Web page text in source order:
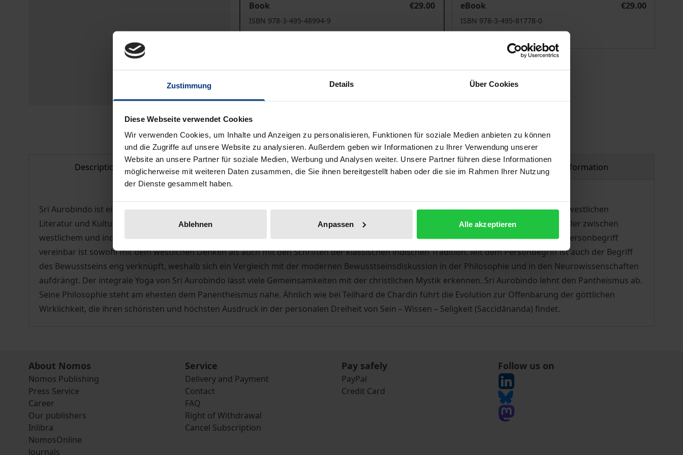
Zustimmung Details Über Cookies
Diese Webseite verwendet Cookies
Wir verwenden Cookies, um Inhalte und Anzeigen zu personalisieren, Funktionen für soziale Medien anbieten zu können
und die Zugriffe auf unsere Website zu analysieren. Außerdem geben wir Informationen zu Ihrer Verwendung unserer
Website an unsere Partner für soziale Medien, Werbung und Analysen weiter. Unsere Partner führen diese Informationen
möglicherweise mit weiteren Daten zusammen, die Sie ihnen bereitgestellt haben oder die sie im Rahmen Ihrer Nutzung
der Dienste gesammelt haben.
Ablehnen Anpassen Alle akzeptieren
Book
€29.00
ISBN 978-3-495-48994-9
Available
eBook
€29.00
ISBN 978-3-495-81778-0
Available
Add to Cart
Delivery cost notice
Description Bibliographical data Reviews Product safety information
Sri Aurobindo ist einer der bedeutendsten indischen Philosophen und Weisen des 20. Jahrhunderts. Durch seine gründliche Kenntnis der westlichen
Literatur und Kultur einerseits und der philosophischen und spirituellen Tradition Indiens andererseits ist er zum hervorragenden Vermittler zwischen
westlichem und indischem Denken geworden. Im Zentrum seiner Philosophie steht die Person. In diesem Buch wird untersucht, ob sein Personbegriff
vereinbar ist sowohl mit dem westlichen Denken als auch mit den Schriften der klassischen indischen Tradition. Mit dem Personbegriff ist auch der Begriff
des Bewusstseins eng verknüpft, weshalb sich ein Vergleich mit der modernen Bewusstseinsdiskussion in der Philosophie und in den Neurowissenschaften
aufdrängt. Der integrale Yoga von Sri Aurobindo lässt viele Gemeinsamkeiten mit der christlichen Mystik erkennen. Sri Aurobindo lehnt den Pantheismus ab.
Seine Philosophie steht am ehesten dem Panentheismus nahe. Ähnlich wie bei Teilhard de Chardin führt die Evolution zur Offenbarung der göttlichen
Wirklichkeit, die ihren schönsten und höchsten Ausdruck in der personalen Dreiheit von Sein – Wissen – Seligkeit (Saccidānanda) findet.
About Nomos
Nomos Publishing
Press Service
Career
Our publishers
Inlibra
NomosOnline
Journals
Service
Delivery and Payment
Contact
FAQ
Right of Withdrawal
Cancel Subscription
Pay safely
PayPal
Credit Card
Follow us on